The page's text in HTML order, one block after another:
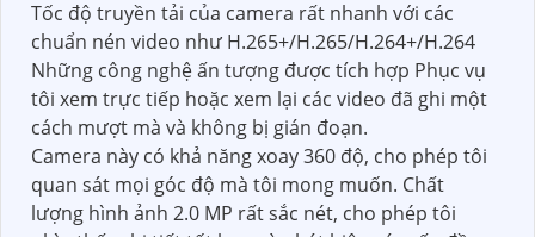
Tốc độ truyền tải của camera rất nhanh với các
chuẩn nén video như H.265+/H.265/H.264+/H.264
Những công nghệ ấn tượng được tích hợp Phục vụ
tôi xem trực tiếp hoặc xem lại các video đã ghi một
cách mượt mà và không bị gián đoạn.
Camera này có khả năng xoay 360 độ, cho phép tôi
quan sát mọi góc độ mà tôi mong muốn. Chất
lượng hình ảnh 2.0 MP rất sắc nét, cho phép tôi